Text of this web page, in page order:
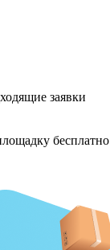
заявки
бесплатно